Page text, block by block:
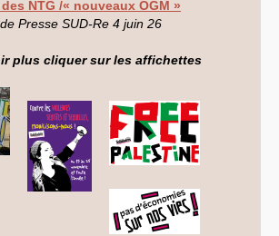
interne
- Dossier
familial de
revendicative
utilitaires,etc.
CNRS
NTG /« nouveaux OGM »
Presse SUD-Re 4 juin 26
plus cliquer sur les affichettes